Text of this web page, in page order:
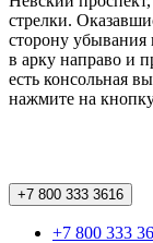
стрелки.
сторону
в арку направо и
есть консольная
нажмите на
+7 800 333 3616
+7 800 333